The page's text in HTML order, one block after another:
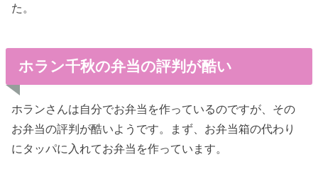
た。
ホラン千秋の弁当の評判が酷い
ホランさんは自分でお弁当を作っているのですが、その
お弁当の評判が酷いようです。まず、お弁当箱の代わり
にタッパに入れてお弁当を作っています。